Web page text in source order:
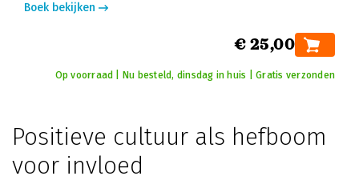
Boek bekijken
€ 25,00
Op voorraad | Nu besteld, dinsdag in huis | Gratis verzonden
Positieve cultuur als hefboom
voor invloed